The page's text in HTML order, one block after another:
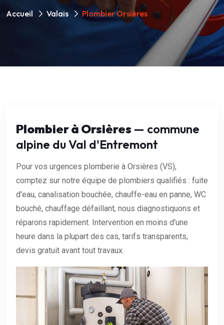
Accueil Valais Plombier Orsières
Plombier à Orsières — commune
alpine du Val d'Entremont
Pour vos urgences plomberie à Orsières (VS),
comptez sur notre équipe de plombiers qualifiés : fuite
d'eau, canalisation bouchée, chauffe-eau en panne, WC
bouché, chauffage défaillant, nous diagnostiquons et
réparons rapidement. Intervention en moins d'une
heure dans la plupart des cas, tarifs transparents,
devis gratuit avant tout travaux.